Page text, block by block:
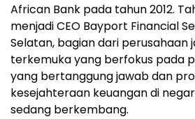
African Bank pada tahun 2012.
menjadi CEO Bayport Financial
Selatan, bagian dari perusahaan
terkemuka yang berfokus pada
yang bertanggung jawab dan
kesejahteraan keuangan di
sedang berkembang.